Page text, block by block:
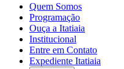
Quem Somos
Programação
Ouça a Itatiaia
Institucional
Entre em Contato
Expediente Itatiaia